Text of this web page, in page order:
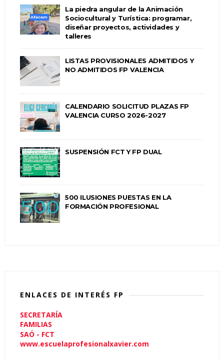
La piedra angular de la Animación
Sociocultural y Turística: programar,
diseñar proyectos, actividades y
talleres
LISTAS PROVISIONALES ADMITIDOS Y
NO ADMITIDOS FP VALENCIA
CALENDARIO SOLICITUD PLAZAS FP
VALENCIA CURSO 2026-2027
SUSPENSIÓN FCT Y FP DUAL
500 ILUSIONES PUESTAS EN LA
FORMACIÓN PROFESIONAL
ENLACES DE INTERÉS FP
SECRETARÍA
FAMILIAS
SAÓ - FCT
www.escuelaprofesionalxavier.com